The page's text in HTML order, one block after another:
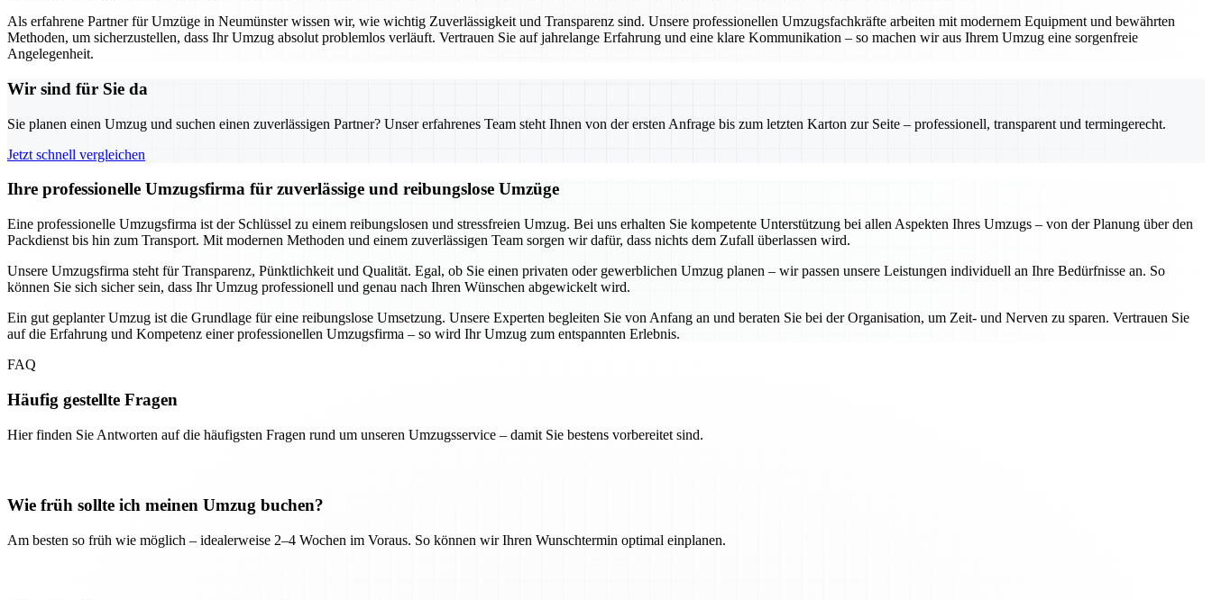
Als erfahrene Partner für Umzüge in Neumünster wissen wir, wie wichtig Zuverlässigkeit und Transparenz sind. Unsere professionellen Umzugsfachkräfte arbeiten mit modernem Equipment und bewährten
Methoden, um sicherzustellen, dass Ihr Umzug absolut problemlos verläuft. Vertrauen Sie auf jahrelange Erfahrung und eine klare Kommunikation – so machen wir aus Ihrem Umzug eine sorgenfreie
Angelegenheit.
Wir sind für Sie da
Sie planen einen Umzug und suchen einen zuverlässigen Partner? Unser erfahrenes Team steht Ihnen von der ersten Anfrage bis zum letzten Karton zur Seite – professionell, transparent und termingerecht.
Jetzt schnell vergleichen
Ihre professionelle Umzugsfirma für zuverlässige und reibungslose Umzüge
Eine professionelle Umzugsfirma ist der Schlüssel zu einem reibungslosen und stressfreien Umzug. Bei uns erhalten Sie kompetente Unterstützung bei allen Aspekten Ihres Umzugs – von der Planung über den
Packdienst bis hin zum Transport. Mit modernen Methoden und einem zuverlässigen Team sorgen wir dafür, dass nichts dem Zufall überlassen wird.
Unsere Umzugsfirma steht für Transparenz, Pünktlichkeit und Qualität. Egal, ob Sie einen privaten oder gewerblichen Umzug planen – wir passen unsere Leistungen individuell an Ihre Bedürfnisse an. So
können Sie sich sicher sein, dass Ihr Umzug professionell und genau nach Ihren Wünschen abgewickelt wird.
Ein gut geplanter Umzug ist die Grundlage für eine reibungslose Umsetzung. Unsere Experten begleiten Sie von Anfang an und beraten Sie bei der Organisation, um Zeit- und Nerven zu sparen. Vertrauen Sie
auf die Erfahrung und Kompetenz einer professionellen Umzugsfirma – so wird Ihr Umzug zum entspannten Erlebnis.
FAQ
Häufig gestellte Fragen
Hier finden Sie Antworten auf die häufigsten Fragen rund um unseren Umzugsservice – damit Sie bestens vorbereitet sind.
Wie früh sollte ich meinen Umzug buchen?
Am besten so früh wie möglich – idealerweise 2–4 Wochen im Voraus. So können wir Ihren Wunschtermin optimal einplanen.